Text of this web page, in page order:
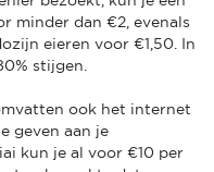
minder dan €2, evenals
eieren voor €1,50. In
stijgen.
ook het internet
geven aan je
kun je al voor €10 per